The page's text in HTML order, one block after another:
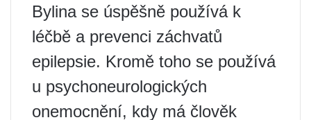
Bylina se úspěšně používá k
léčbě a prevenci záchvatů
epilepsie. Kromě toho se používá
u psychoneurologických
onemocnění, kdy má člověk